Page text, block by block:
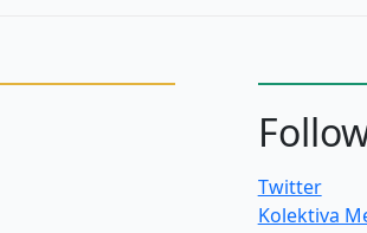
Twitter
Kolektiva